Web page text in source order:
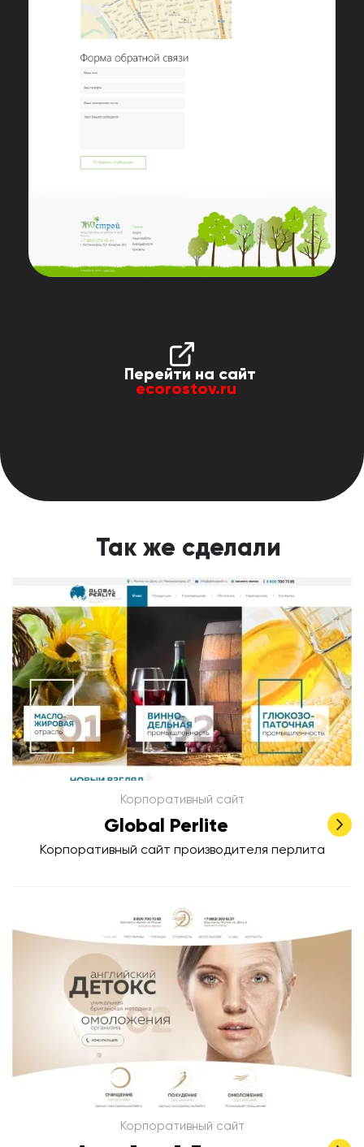
Перейти на сайт
ecorostov.ru
Так же сделали
Корпоративный сайт
Global Perlite
Корпоративный сайт производителя перлита
Корпоративный сайт